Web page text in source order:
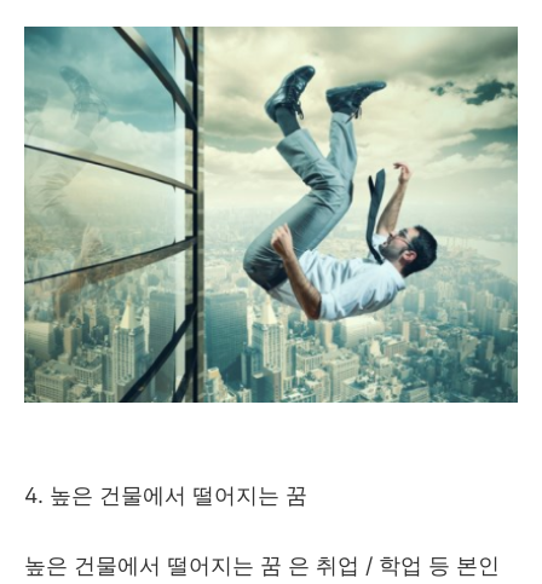
4. 높은 건물에서 떨어지는 꿈
높은 건물에서 떨어지는 꿈 은 취업 / 학업 등 본인